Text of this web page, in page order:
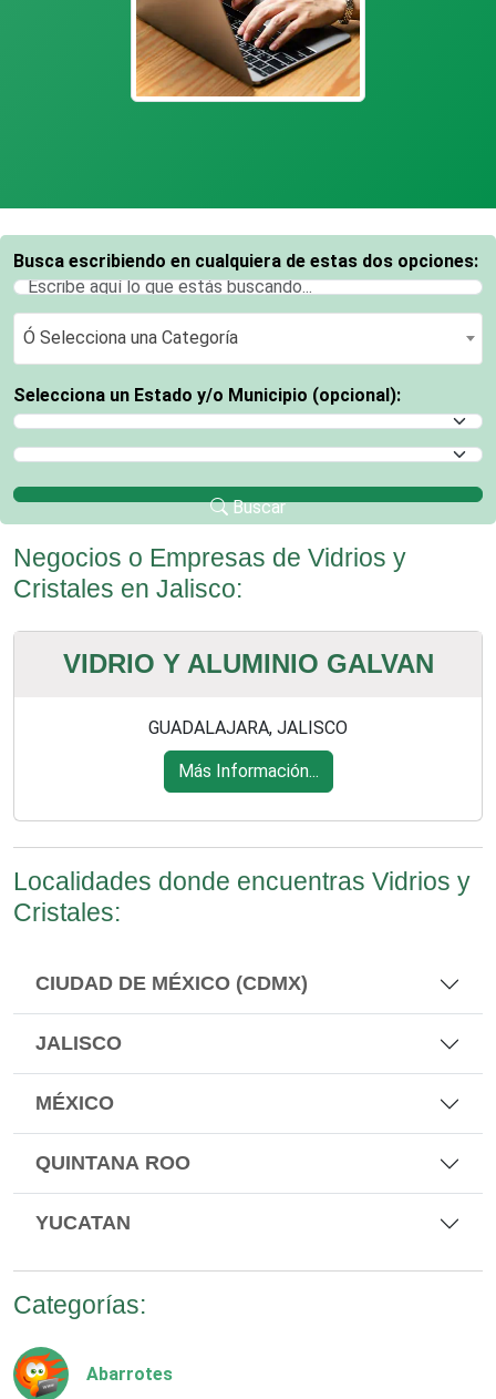
Busca escribiendo en cualquiera de estas dos opciones:
Ó Selecciona una Categoría
Ó Selecciona una Categoría
Selecciona un Estado y/o Municipio (opcional):
Selecciona un Estado
Selecciona un Municipio
Buscar
Negocios o Empresas de Vidrios y
Cristales en Jalisco:
VIDRIO Y ALUMINIO GALVAN
GUADALAJARA, JALISCO
Más Información...
Localidades donde encuentras Vidrios y
Cristales:
CIUDAD DE MÉXICO (CDMX)
JALISCO
MÉXICO
QUINTANA ROO
YUCATAN
Categorías:
Abarrotes